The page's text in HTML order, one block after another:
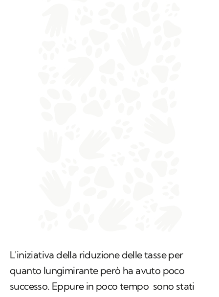
L'iniziativa della riduzione delle tasse per
quanto lungimirante però ha avuto poco
successo. Eppure in poco tempo sono stati